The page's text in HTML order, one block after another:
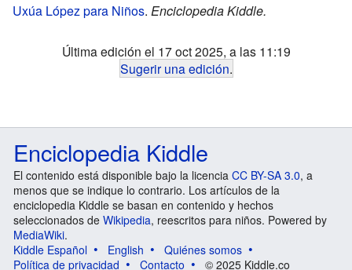
Uxúa López para Niños. Enciclopedia Kiddle.
Última edición el 17 oct 2025, a las 11:19
Sugerir una edición.
Enciclopedia Kiddle
El contenido está disponible bajo la licencia CC BY-SA 3.0, a
menos que se indique lo contrario. Los artículos de la
enciclopedia Kiddle se basan en contenido y hechos
seleccionados de Wikipedia, reescritos para niños. Powered by
MediaWiki.
Kiddle Español
English
Quiénes somos
Política de privacidad
Contacto © 2025 Kiddle.co